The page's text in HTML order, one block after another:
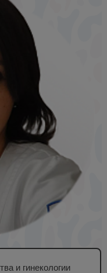
и гинекологии